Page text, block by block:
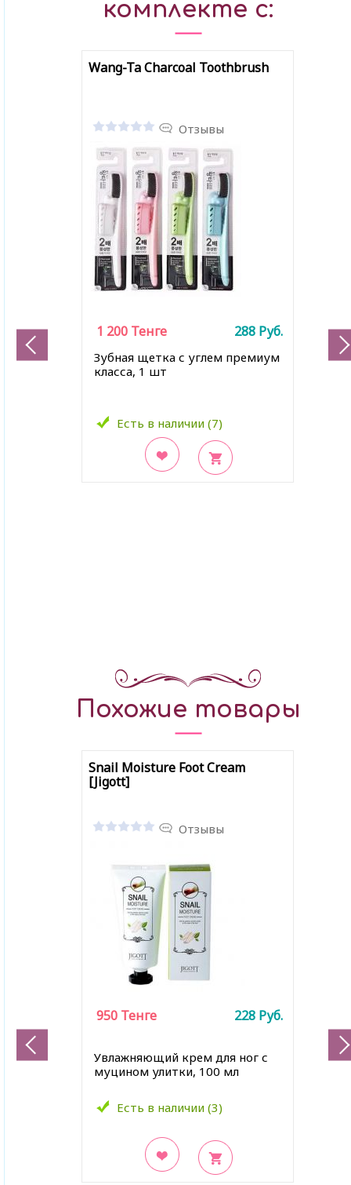
комплекте с:
Wang-Ta Charcoal Toothbrush
Отзывы
Зубная щетка с углем премиум
класса, 1 шт
Есть в наличии (7)
1 200 Тенге 288 Руб.
Похожие товары
Snail Moisture Foot Cream
[Jigott]
Отзывы
Увлажняющий крем для ног с
муцином улитки, 100 мл
Есть в наличии (3)
950 Тенге 228 Руб.